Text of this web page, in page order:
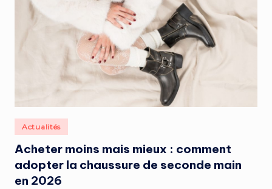
Posted
in
Actualités
Acheter moins mais mieux : comment
adopter la chaussure de seconde main
en 2026